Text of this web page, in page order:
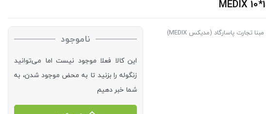
مبنا تجارت پاسارگاد (مدیکس MEDIX) ناموجود
این کالا فعلا موجود نیست اما می‌توانید
زنگوله را بزنید تا به محض موجود شدن، به
شما خبر دهیم